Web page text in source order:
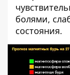
болями,
состояния.